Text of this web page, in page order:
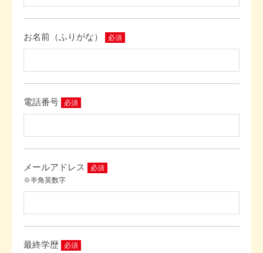
お名前（ふりがな） 必須
電話番号 必須
メールアドレス
必須
※半角英数字
最終学歴 必須